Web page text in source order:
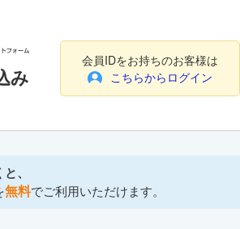
み
会員IDをお持ちのお客様は
こちらからログイン
、
無料でご利用いただけます。